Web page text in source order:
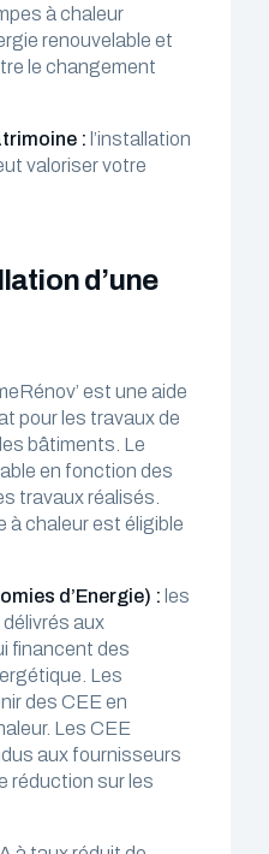
à chaleur
renouvelable et
le changement
: l’installation
valoriser votre
d’une
est une aide
pour les travaux de
bâtiments. Le
en fonction des
travaux réalisés.
à chaleur est éligible
d’Energie) : les
aux
financent des
Les
des CEE en
Les CEE
aux fournisseurs
réduction sur les